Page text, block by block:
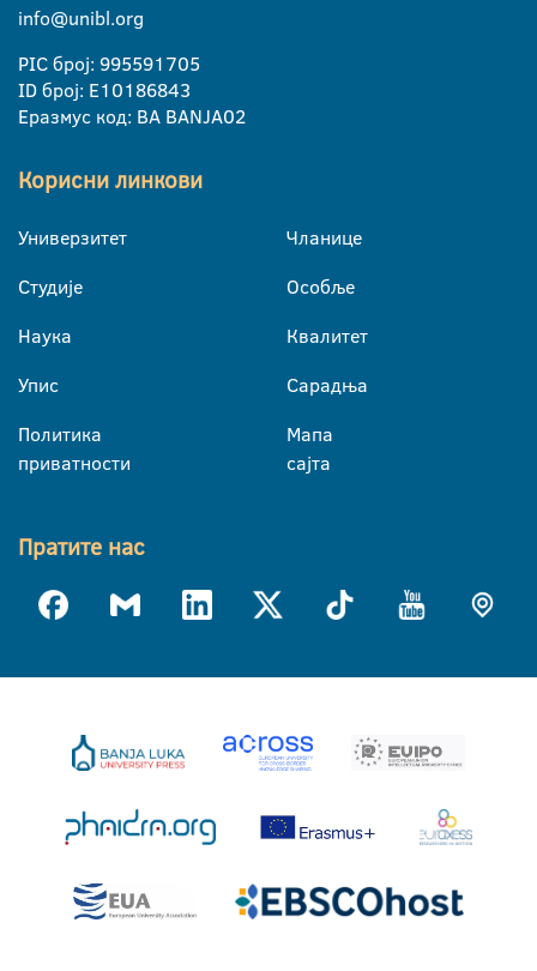
info@unibl.org
PIC број: 995591705
ID број: E10186843
Еразмус код: BA BANJA02
Корисни линкови
Универзитет
Студије
Наука
Упис
Политика
приватности
Чланице
Особље
Квалитет
Сарадња
Мапа
сајта
Пратите нас